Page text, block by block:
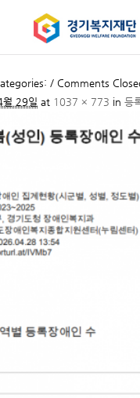
/ Comments
29일 at 1037 × 773 in 등